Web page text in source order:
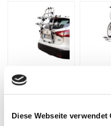
Diese Webseite verwendet